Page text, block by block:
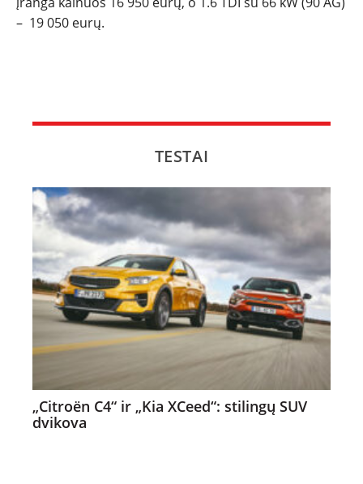
– 19 050 eurų.
TESTAI
„Citroën C4“ ir „Kia XCeed“: stilingų SUV
dvikova